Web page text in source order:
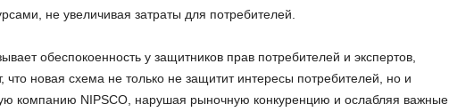
не увеличивая затраты для потребителей.
обеспокоенность у защитников прав потребителей и экспертов,
что новая схема не только не защитит интересы потребителей, но и
компанию NIPSCO, нарушая рыночную конкуренцию и ослабляя важные